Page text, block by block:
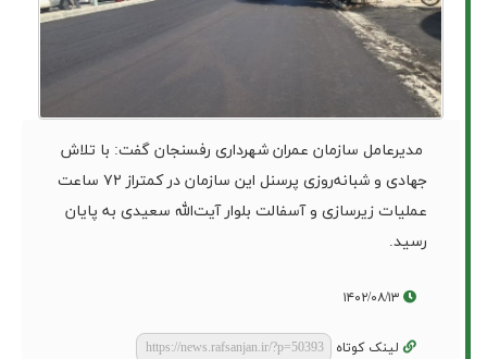
مدیرعامل سازمان عمران شهرداری رفسنجان گفت: با تلاش
جهادی و شبانه‌روزی پرسنل این سازمان در کمتر‌از ۷۲ ساعت
عملیات زیرسازی و آسفالت بلوار آیت‌الله سعیدی به پایان
رسید.
لینک کوتاه